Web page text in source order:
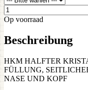
Op voorraad
Beschreibung
HKM HALFTER
FÜLLUNG,
NASE UND KOPF